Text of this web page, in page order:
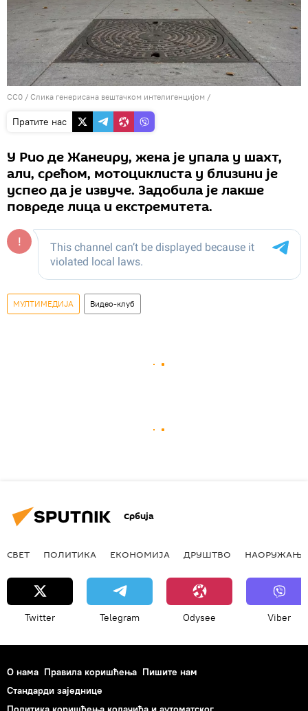
CC0 / Слика генерисана вештачком интелигенцијом /
Пратите нас
У Рио де Жанеиру, жена је упала у шахт,
али, срећом, мотоциклиста у близини је
успео да је извуче. Задобила је лакше
повреде лица и екстремитета.
МУЛТИМЕДИЈА Видео-клуб
Србија
СВЕТ ПОЛИТИКА ЕКОНОМИЈА ДРУШТВО НАОРУЖАЊЕ
Twitter Telegram Odysee Viber
О нама Правила коришћења Пишите нам
Стандарди заједнице